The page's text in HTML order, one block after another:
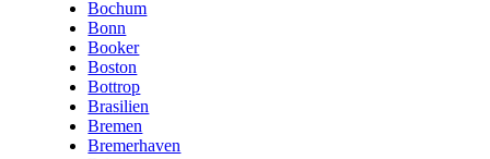
Bochum
Bonn
Booker
Boston
Bottrop
Brasilien
Bremen
Bremerhaven